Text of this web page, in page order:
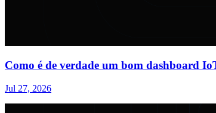
Como é de verdade um bom dashboard
Jul 27, 2026